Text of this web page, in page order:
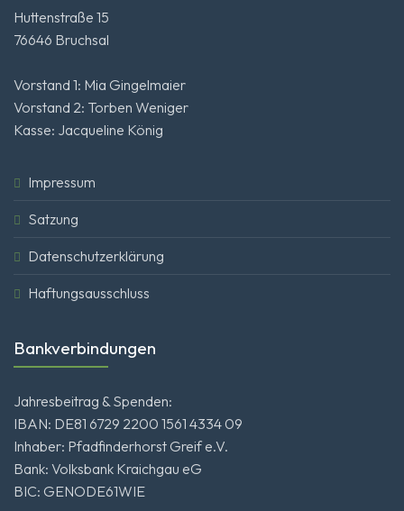
Huttenstraße 15
76646 Bruchsal
Vorstand 1: Mia Gingelmaier
Vorstand 2: Torben Weniger
Kasse: Jacqueline König
Impressum
Satzung
Datenschutzerklärung
Haftungsausschluss
Bankverbindungen
Jahresbeitrag & Spenden:
IBAN: DE81 6729 2200 1561 4334 09
Inhaber: Pfadfinderhorst Greif e.V.
Bank: Volksbank Kraichgau eG
BIC: GENODE61WIE